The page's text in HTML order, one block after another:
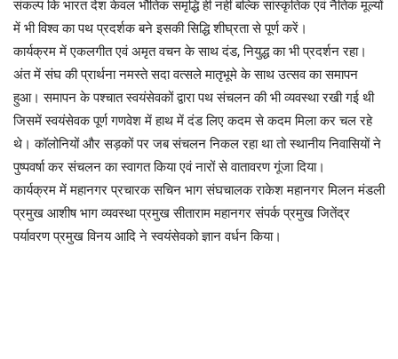
संकल्प कि भारत देश केवल भौतिक समृद्धि ही नहीं बल्कि सांस्कृतिक एवं नैतिक मूल्यों
में भी विश्व का पथ प्रदर्शक बने इसकी सिद्धि शीघ्रता से पूर्ण करें।
कार्यक्रम में एकलगीत एवं अमृत वचन के साथ दंड, नियुद्ध का भी प्रदर्शन रहा।
अंत में संघ की प्रार्थना नमस्ते सदा वत्सले मातृभूमे के साथ उत्सव का समापन
हुआ। समापन के पश्चात स्वयंसेवकों द्वारा पथ संचलन की भी व्यवस्था रखी गई थी
जिसमें स्वयंसेवक पूर्ण गणवेश में हाथ में दंड लिए कदम से कदम मिला कर चल रहे
थे। कॉलोनियों और सड़कों पर जब संचलन निकल रहा था तो स्थानीय निवासियों ने
पुष्पवर्षा कर संचलन का स्वागत किया एवं नारों से वातावरण गूंजा दिया।
कार्यक्रम में महानगर प्रचारक सचिन भाग संघचालक राकेश महानगर मिलन मंडली
प्रमुख आशीष भाग व्यवस्था प्रमुख सीताराम महानगर संपर्क प्रमुख जितेंद्र
पर्यावरण प्रमुख विनय आदि ने स्वयंसेवको ज्ञान वर्धन किया।